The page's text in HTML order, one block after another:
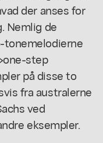
der anses for
Nemlig de
step
på disse to
fra australerne
ved
eksempler.